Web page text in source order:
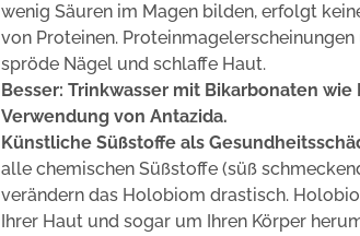
wenig Säuren im Magen bilden, erfolgt
von Proteinen.
spröde Nägel und schlaffe Haut.
Besser: Trinkwasser mit Bikarbonaten
Verwendung von Antazida.
Künstliche Süßstoffe als
alle chemischen Süßstoffe (süß
verändern das Holobiom drastisch.
Ihrer Haut und sogar um Ihren Körper